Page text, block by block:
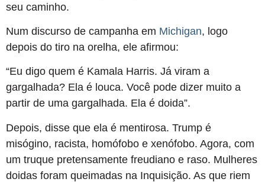
seu caminho.
Num discurso de campanha em Michigan, logo
depois do tiro na orelha, ele afirmou:
“Eu digo quem é Kamala Harris. Já viram a
gargalhada? Ela é louca. Você pode dizer muito a
partir de uma gargalhada. Ela é doida”.
Depois, disse que ela é mentirosa. Trump é
misógino, racista, homófobo e xenófobo. Agora, com
um truque pretensamente freudiano e raso. Mulheres
doidas foram queimadas na Inquisição. As que riem